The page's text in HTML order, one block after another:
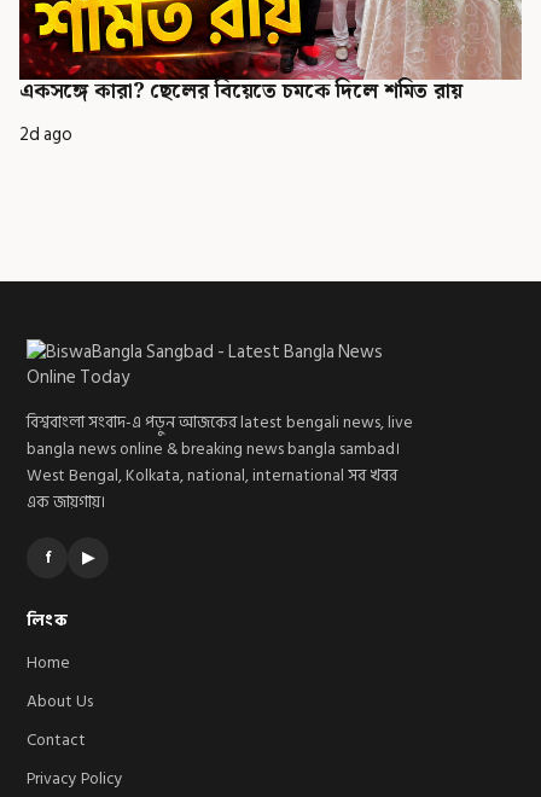
একসঙ্গে কারা? ছেলের বিয়েতে চমকে দিলে শমিত রায়
2d ago
বিশ্ববাংলা সংবাদ-এ পড়ুন আজকের latest bengali news, live
bangla news online & breaking news bangla sambad।
West Bengal, Kolkata, national, international সব খবর
এক জায়গায়।
f ▶
লিংক
Home
About Us
Contact
Privacy Policy